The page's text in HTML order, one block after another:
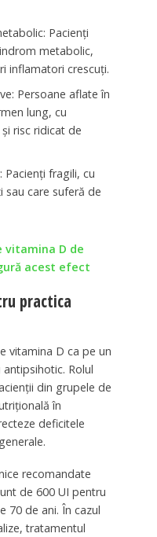
Pacienți
metabolic,
inflamatori crescuți.
Persoane aflate în
lung, cu
risc ridicat de
Pacienți fragili, cu
sau care suferă de
vitamina D de
acest efect
practica
vitamina D ca pe un
Rolul
din grupele de
în
deficitele
recomandate
de 600 UI pentru
70 de ani. În cazul
tratamentul